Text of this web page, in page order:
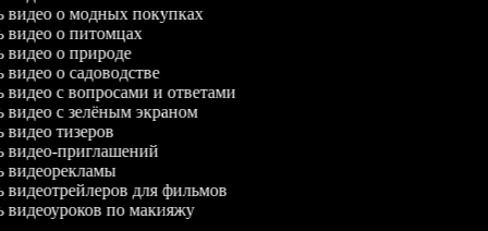
видео о модных покупках
видео о питомцах
видео о природе
видео о садоводстве
видео с вопросами и ответами
видео с зелёным экраном
видео тизеров
видео-приглашений
видеорекламы
видеотрейлеров для фильмов
видеоуроков по макияжу